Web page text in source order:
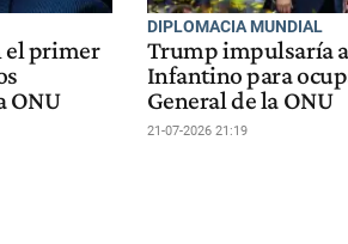
el primer
ONU
DIPLOMACIA MUNDIAL
Trump impulsaría
Infantino para
General de la ONU
21-07-2026 21:19